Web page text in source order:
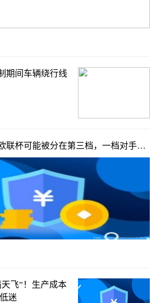
期间车辆绕行线
联杯可能被分在第三档，一档对手包
飞”！生产成本
迷